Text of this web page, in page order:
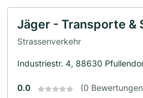
Jäger - Transporte &
Strassenverkehr
Industriestr. 4, 88630
0.0 (0